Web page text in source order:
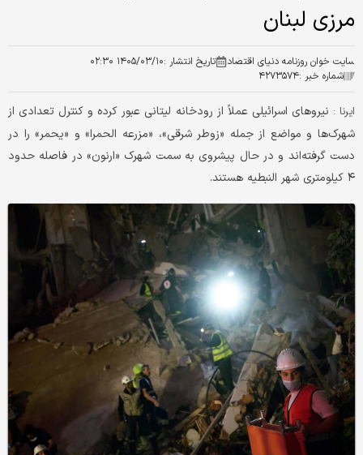
مرزی لبنان
سایت خوان روزنامه دنیای اقتصاد تاریخ انتشار :۱۴۰۵/۰۳/۱۰ ۰۲:۳۰
شماره خبر :۴۲۷۳۵۷۴
ایرنا : نیروهای اسرائیلی عملاً از رودخانه لیتانی عبور کرده و کنترل تعدادی از
شهرک‌ها و مواضع از جمله «زوطر شرقی»، «مزرعه الحمرا» و «یحمر» را در
دست گرفته‌اند و در حال پیشروی به سمت شهرک «ارنون» در فاصله حدود
۴ کیلومتری شهر النبطیه هستند.